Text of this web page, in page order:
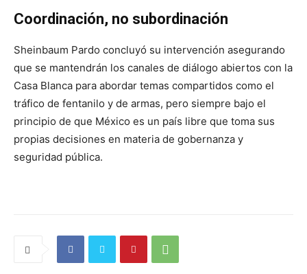
Coordinación, no subordinación
Sheinbaum Pardo concluyó su intervención asegurando
que se mantendrán los canales de diálogo abiertos con la
Casa Blanca para abordar temas compartidos como el
tráfico de fentanilo y de armas, pero siempre bajo el
principio de que México es un país libre que toma sus
propias decisiones en materia de gobernanza y
seguridad pública.